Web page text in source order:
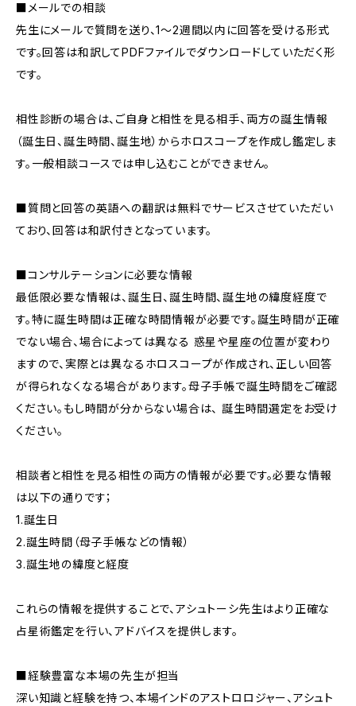
■メールでの相談
先生にメールで質問を送り、1～2週間以内に回答を受ける形式
です。回答は和訳してPDFファイルでダウンロードしていただく形
です。
相性診断の場合は、ご自身と相性を見る相手、両方の誕生情報
（誕生日、誕生時間、誕生地）からホロスコープを作成し鑑定しま
す。一般相談コースでは申し込むことができません。
■質問と回答の英語への翻訳は無料でサービスさせていただい
ており、回答は和訳付きとなっています。
■コンサルテーションに必要な情報
最低限必要な情報は、誕生日、誕生時間、誕生地の緯度経度で
す。特に誕生時間は正確な時間情報が必要です。誕生時間が正確
でない場合、場合によっては異なる 惑星や星座の位置が変わり
ますので、実際とは異なるホロスコープが作成され、正しい回答
が得られなくなる場合があります。母子手帳で誕生時間をご確認
ください。もし時間が分からない場合は、 誕生時間選定をお受け
ください。
相談者と相性を見る相性の両方の情報が必要です。必要な情報
は以下の通りです；
1.誕生日
2.誕生時間（母子手帳などの情報）
3.誕生地の緯度と経度
これらの情報を提供することで、アシュトーシ先生はより正確な
占星術鑑定を行い、アドバイスを提供します。
■経験豊富な本場の先生が担当
深い知識と経験を持つ、本場インドのアストロロジャー、アシュト